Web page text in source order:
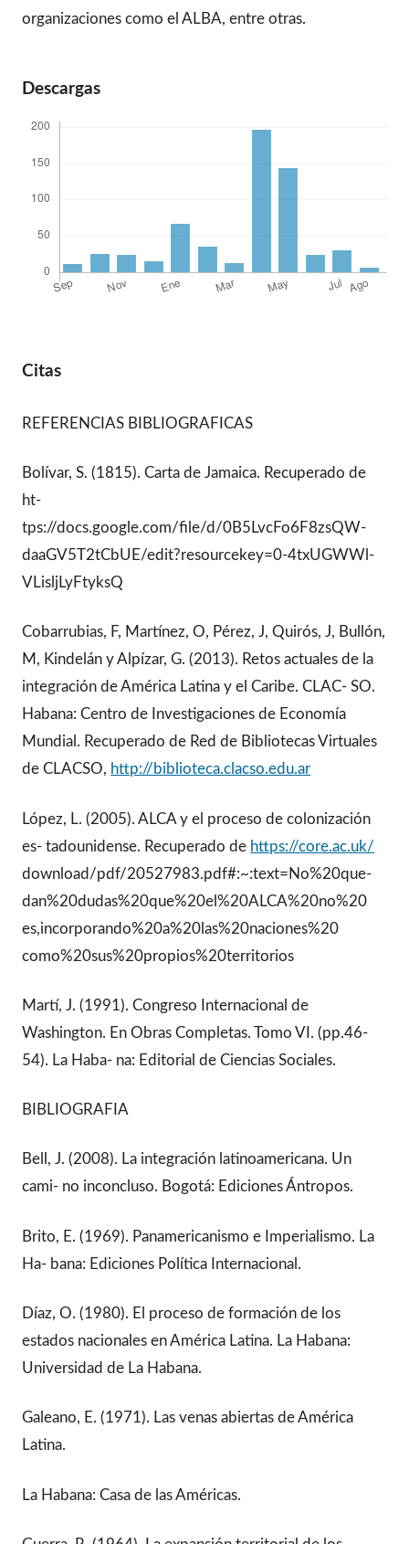
organizaciones como el ALBA, entre otras.
Descargas
Citas
REFERENCIAS BIBLIOGRAFICAS
Bolívar, S. (1815). Carta de Jamaica. Recuperado de
ht-
tps://docs.google.com/file/d/0B5LvcFo6F8zsQW-
daaGV5T2tCbUE/edit?resourcekey=0-4txUGWWl-
VLisljLyFtyksQ
Cobarrubias, F, Martínez, O, Pérez, J, Quirós, J, Bullón,
M, Kindelán y Alpízar, G. (2013). Retos actuales de la
integración de América Latina y el Caribe. CLAC- SO.
Habana: Centro de Investigaciones de Economía
Mundial. Recuperado de Red de Bibliotecas Virtuales
de CLACSO, http://biblioteca.clacso.edu.ar
López, L. (2005). ALCA y el proceso de colonización
es- tadounidense. Recuperado de https://core.ac.uk/
download/pdf/20527983.pdf#:~:text=No%20que-
dan%20dudas%20que%20el%20ALCA%20no%20
es,incorporando%20a%20las%20naciones%20
como%20sus%20propios%20territorios
Martí, J. (1991). Congreso Internacional de
Washington. En Obras Completas. Tomo VI. (pp.46-
54). La Haba- na: Editorial de Ciencias Sociales.
BIBLIOGRAFIA
Bell, J. (2008). La integración latinoamericana. Un
cami- no inconcluso. Bogotá: Ediciones Ántropos.
Brito, E. (1969). Panamericanismo e Imperialismo. La
Ha- bana: Ediciones Política Internacional.
Díaz, O. (1980). El proceso de formación de los
estados nacionales en América Latina. La Habana:
Universidad de La Habana.
Galeano, E. (1971). Las venas abiertas de América
Latina.
La Habana: Casa de las Américas.